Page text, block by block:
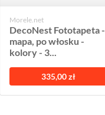
Morele.net
DecoNest Fototapeta -
mapa, po włosku -
kolory - 3...
335,00 zł